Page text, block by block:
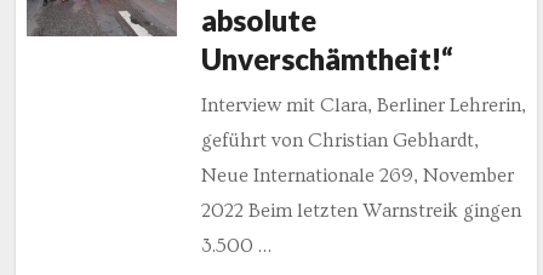
absolute
Unverschämtheit!“
Interview mit Clara, Berliner Lehrerin,
geführt von Christian Gebhardt,
Neue Internationale 269, November
2022 Beim letzten Warnstreik gingen
3.500 …